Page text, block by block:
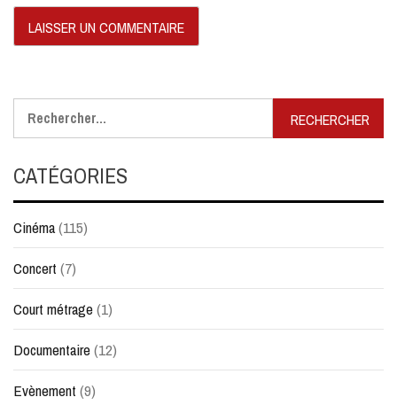
Rechercher :
CATÉGORIES
Cinéma(115)
Concert (7)
Court métrage(1)
Documentaire(12)
Evènement (9)